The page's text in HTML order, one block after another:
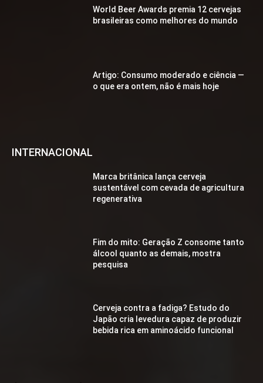
World Beer Awards premia 12 cervejas
brasileiras como melhores do mundo
Artigo: Consumo moderado e ciência —
o que era ontem, não é mais hoje
INTERNACIONAL
Marca britânica lança cerveja
sustentável com cevada de agricultura
regenerativa
Fim do mito: Geração Z consome tanto
álcool quanto as demais, mostra
pesquisa
Cerveja contra a fadiga? Estudo do
Japão cria levedura capaz de produzir
bebida rica em aminoácido funcional